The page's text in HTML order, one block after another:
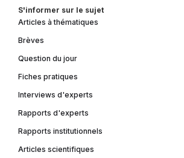
S'informer sur le sujet
Articles à thématiques
Brèves
Question du jour
Fiches pratiques
Interviews d'experts
Rapports d'experts
Rapports institutionnels
Articles scientifiques